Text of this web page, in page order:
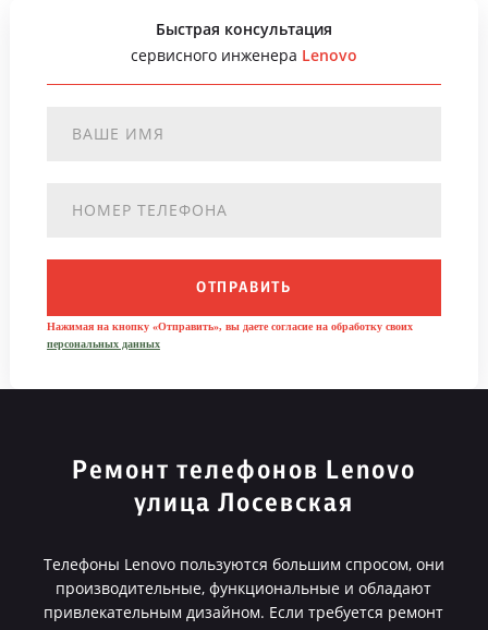
Быстрая консультация
сервисного инженера Lenovo
ОТПРАВИТЬ
Нажимая на кнопку «Отправить», вы даете согласие на обработку своих
персональных данных
Ремонт телефонов Lenovo
улица Лосевская
Телефоны Lenovo пользуются большим спросом, они
производительные, функциональные и обладают
привлекательным дизайном. Если требуется ремонт